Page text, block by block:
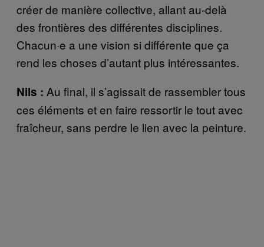
créer de manière collective, allant au-delà
des frontières des différentes disciplines.
Chacun·e a une vision si différente que ça
rend les choses d’autant plus intéressantes.
Nils : Au final, il s’agissait de rassembler tous
ces éléments et en faire ressortir le tout avec
fraîcheur, sans perdre le lien avec la peinture.